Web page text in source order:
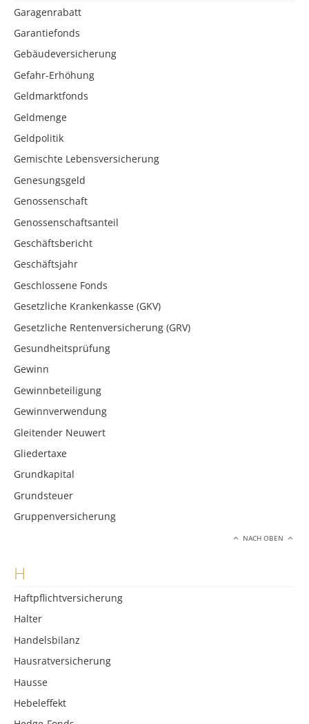
Garagenrabatt
Garantiefonds
Gebäudeversicherung
Gefahr-Erhöhung
Geldmarktfonds
Geldmenge
Geldpolitik
Gemischte Lebensversicherung
Genesungsgeld
Genossenschaft
Genossenschaftsanteil
Geschäftsbericht
Geschäftsjahr
Geschlossene Fonds
Gesetzliche Krankenkasse (GKV)
Gesetzliche Rentenversicherung (GRV)
Gesundheitsprüfung
Gewinn
Gewinnbeteiligung
Gewinnverwendung
Gleitender Neuwert
Gliedertaxe
Grundkapital
Grundsteuer
Gruppenversicherung
NACH OBEN
H
Haftpflichtversicherung
Halter
Handelsbilanz
Hausratversicherung
Hausse
Hebeleffekt